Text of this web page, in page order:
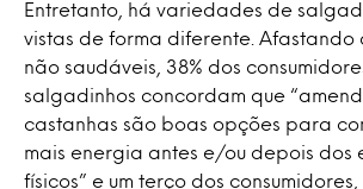
Entretanto, há variedades de
vistas de forma diferente. Afastando
não saudáveis, 38% dos
salgadinhos concordam que
castanhas são boas opções para
mais energia antes e/ou depois dos
físicos” e um terço dos